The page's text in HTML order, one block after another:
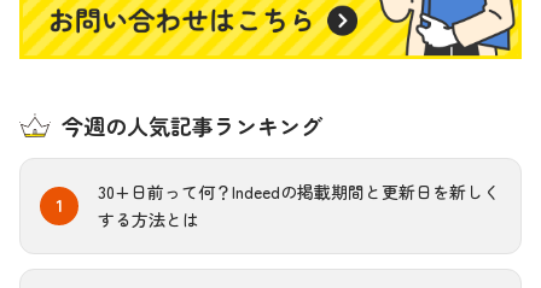
今週の人気記事ランキング
30+日前って何？Indeedの掲載期間と更新日を新しく
する方法とは